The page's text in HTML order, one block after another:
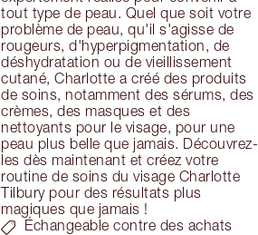
tout type de peau. Quel que soit votre
problème de peau, qu'il s'agisse de
rougeurs, d'hyperpigmentation, de
déshydratation ou de vieillissement
cutané, Charlotte a créé des produits
de soins, notamment des sérums, des
crèmes, des masques et des
nettoyants pour le visage, pour une
peau plus belle que jamais. Découvrez-
les dès maintenant et créez votre
routine de soins du visage Charlotte
Tilbury pour des résultats plus
magiques que jamais !
Échangeable contre des achats